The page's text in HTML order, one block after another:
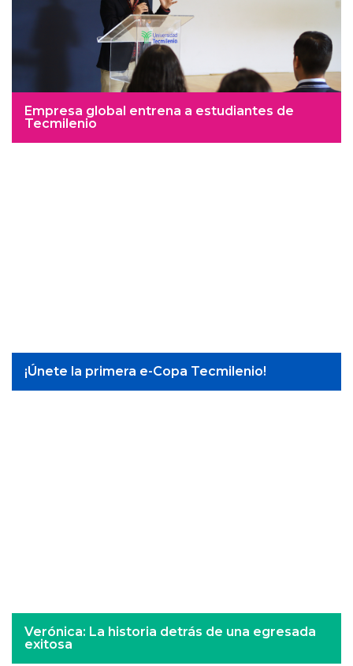
Empresa global entrena a estudiantes de
Tecmilenio
¡Únete la primera e-Copa Tecmilenio!
Verónica: La historia detrás de una egresada
exitosa